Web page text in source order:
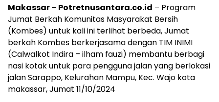
Makassar – Potretnusantara.co.id – Program
Jumat Berkah Komunitas Masyarakat Bersih
(Kombes) untuk kali ini terlihat berbeda, Jumat
berkah Kombes berkerjasama dengan TIM INIMI
(Calwalkot Indira – ilham fauzi) membantu berbagi
nasi kotak untuk para pengguna jalan yang berlokasi
jalan Sarappo, Kelurahan Mampu, Kec. Wajo kota
makassar, Jumat 11/10/2024